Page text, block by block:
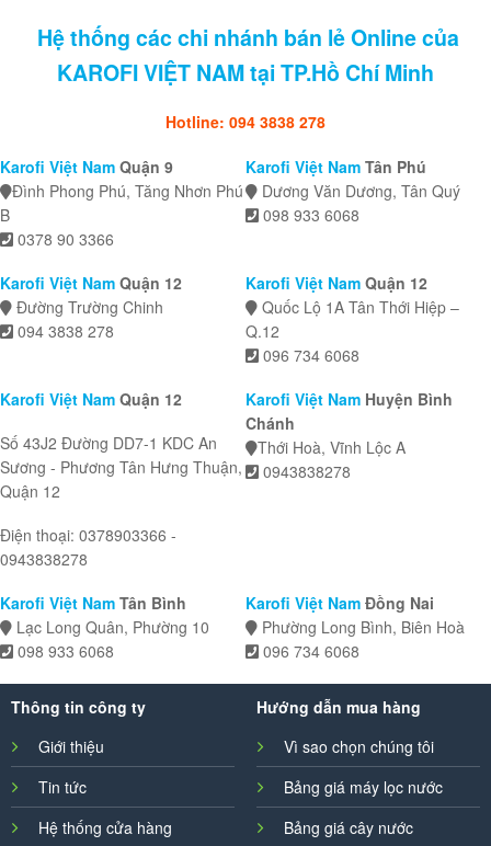
Hệ thống các chi nhánh bán lẻ Online của
KAROFI VIỆT NAM tại TP.Hồ Chí Minh
Hotline: 094 3838 278
Karofi Việt Nam Quận 9
Đình Phong Phú, Tăng Nhơn Phú
B
0378 90 3366
Karofi Việt Nam Tân Phú
Dương Văn Dương, Tân Quý
098 933 6068
Karofi Việt Nam Quận 12
Đường Trường Chinh
094 3838 278
Karofi Việt Nam Quận 12
Quốc Lộ 1A Tân Thới Hiệp –
Q.12
096 734 6068
Karofi Việt Nam Quận 12
Số 43J2 Đường DD7-1 KDC An
Sương - Phương Tân Hưng Thuận,
Quận 12
Điện thoại: 0378903366 -
0943838278
Karofi Việt Nam Huyện Bình
Chánh
Thới Hoà, Vĩnh Lộc A
0943838278
Karofi Việt Nam Tân Bình
Lạc Long Quân, Phường 10
098 933 6068
Karofi Việt Nam Đồng Nai
Phường Long Bình, Biên Hoà
096 734 6068
Thông tin công ty
Giới thiệu
Tin tức
Hệ thống cửa hàng
Hướng dẫn mua hàng
Vì sao chọn chúng tôi
Bảng giá máy lọc nước
Bảng giá cây nước